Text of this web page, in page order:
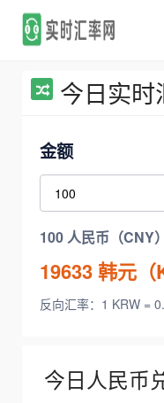
今日实时
金额
100 人民币（CNY
19633韩元（
反向汇率：1 KRW =
今日人民币